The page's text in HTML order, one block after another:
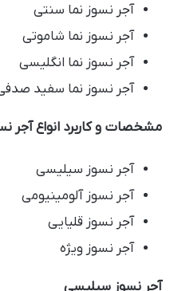
آجر نسوز نما سنتی
آجر نسوز نما شاموتی
آجر نسوز نما انگلیسی
آجر نسوز نما سفید
مشخصات و کاربرد انواع
آجر نسوز سیلیسی
آجر نسوز آلومینیومی
آجر نسوز قلیایی
آجر نسوز ویژه
آجر نسوز سیلیسی